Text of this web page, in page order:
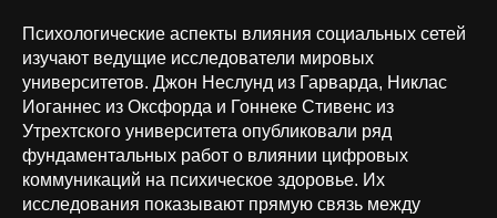
Психологические аспекты влияния социальных сетей
изучают ведущие исследователи мировых
университетов. Джон Неслунд из Гарварда, Никлас
Иоганнес из Оксфорда и Гоннеке Стивенс из
Утрехтского университета опубликовали ряд
фундаментальных работ о влиянии цифровых
коммуникаций на психическое здоровье. Их
исследования показывают прямую связь между